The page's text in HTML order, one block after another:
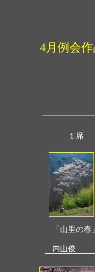
「山里の春」
内山俊
１席
4月例会